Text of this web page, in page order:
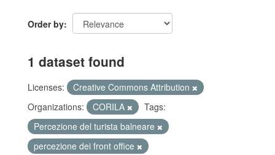
Order by
1 dataset found
Licenses:
Creative Commons Attribution
Organizations:
CORILA
Tags:
Percezione del turista balneare
percezione dei front office